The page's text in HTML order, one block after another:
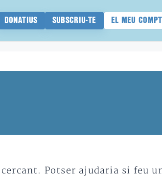
DONATIUS SUBSCRIU-TE EL MEU
Potser ajudaria si feu